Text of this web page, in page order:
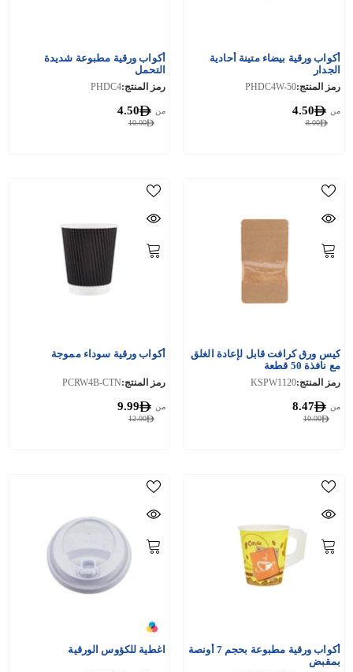
أكواب ورقية بيضاء متينة أحادية
الجدار
رمز المنتج:PHDC4W-50
8.00
من 4.50
أكواب ورقية مطبوعة شديدة
التحمل
رمز المنتج:PHDC4
10.00
من 4.50
كيس ورق كرافت قابل لإعادة الغلق
مع نافذة 50 قطعة
رمز المنتج:KSPW1120
10.00
من 8.47
أكواب ورقية سوداء مموجة
رمز المنتج:PCRW4B-CTN
12.00
من 9.99
أكواب ورقية مطبوعة بحجم 7 أونصة
بمقبض
اغطية للكؤوس الورقية